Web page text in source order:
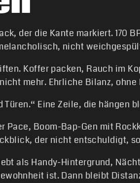
der die Kante markiert. 170
nicht
Koffer packen, Rauch im
mehr. Ehrliche Bilanz, ohne
Türen.“ Eine Zeile, die hängen
Pace, Boom-Bap-Gen mit
der nicht entschuldigt,
als Handy-Hintergrund,
ist. Dann bleibt